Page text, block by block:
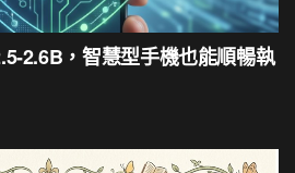
2.6B，智慧型手機也能順暢執